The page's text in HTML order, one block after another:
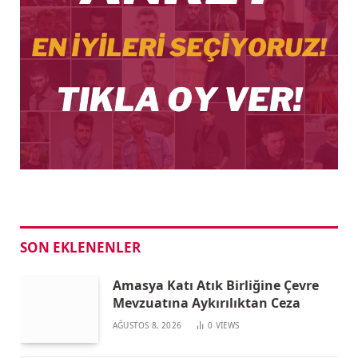
SON EKLENENLER
Amasya Katı Atık Birliğine Çevre
Mevzuatına Aykırılıktan Ceza
AĞUSTOS 8, 2026 0 VIEWS